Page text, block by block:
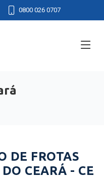
0800 026 0707
DE FROTAS
CEARÁ - CE